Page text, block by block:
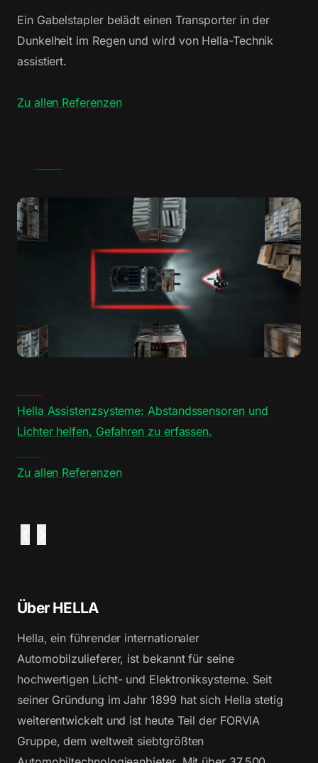
Ein Gabelstapler belädt einen Transporter in der
Dunkelheit im Regen und wird von Hella-Technik
assistiert.
Zu allen Referenzen
Hella Assistenzsysteme: Abstandssensoren und
Lichter helfen, Gefahren zu erfassen.
Zu allen Referenzen
Über HELLA
Hella, ein führender internationaler
Automobilzulieferer, ist bekannt für seine
hochwertigen Licht- und Elektroniksysteme. Seit
seiner Gründung im Jahr 1899 hat sich Hella stetig
weiterentwickelt und ist heute Teil der FORVIA
Gruppe, dem weltweit siebtgrößten